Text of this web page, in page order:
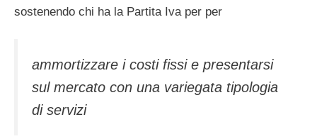
sostenendo chi ha la Partita Iva per per
ammortizzare i costi fissi e presentarsi
sul mercato con una variegata tipologia
di servizi